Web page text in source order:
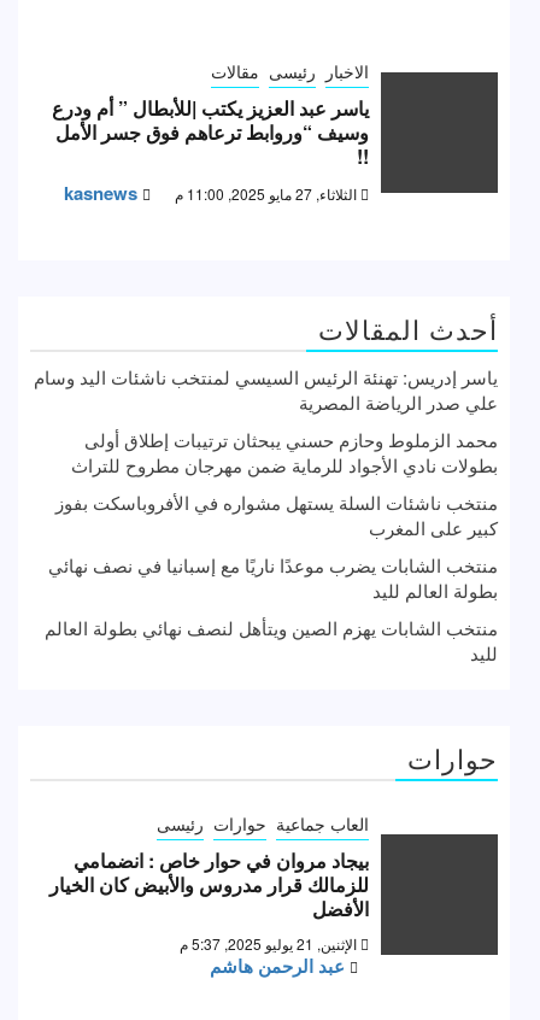
الاخبار رئيسى مقالات
ياسر عبد العزيز يكتب |للأبطال ” أم ودرع
وسيف “وروابط ترعاهم فوق جسر الأمل
!!
الثلاثاء, 27 مايو 2025, 11:00 م kasnews
أحدث المقالات
ياسر إدريس: تهنئة الرئيس السيسي لمنتخب ناشئات اليد وسام
علي صدر الرياضة المصرية
محمد الزملوط وحازم حسني يبحثان ترتيبات إطلاق أولى
بطولات نادي الأجواد للرماية ضمن مهرجان مطروح للتراث
منتخب ناشئات السلة يستهل مشواره في الأفروباسكت بفوز
كبير على المغرب
منتخب الشابات يضرب موعدًا ناريًا مع إسبانيا في نصف نهائي
بطولة العالم لليد
منتخب الشابات يهزم الصين ويتأهل لنصف نهائي بطولة العالم
لليد
حوارات
العاب جماعية حوارات رئيسى
بيجاد مروان في حوار خاص : انضمامي
للزمالك قرار مدروس والأبيض كان الخيار
الأفضل
الإثنين, 21 يوليو 2025, 5:37 م
عبد الرحمن هاشم